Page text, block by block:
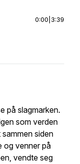
0:00 3:39
på slagmarken.
som verden
siden
og venner på
vendte seg